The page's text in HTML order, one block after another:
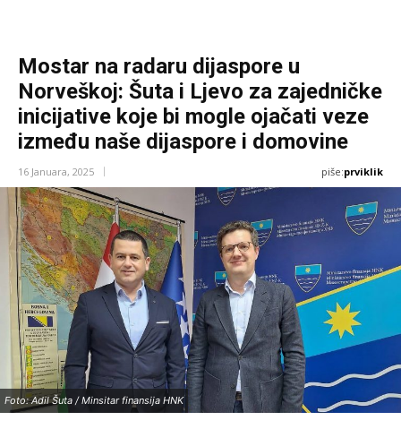
Mostar na radaru dijaspore u
Norveškoj: Šuta i Ljevo za zajedničke
inicijative koje bi mogle ojačati veze
između naše dijaspore i domovine
16 Januara, 2025 piše:prviklik
Foto: Adil Šuta / Minsitar finansija HNK